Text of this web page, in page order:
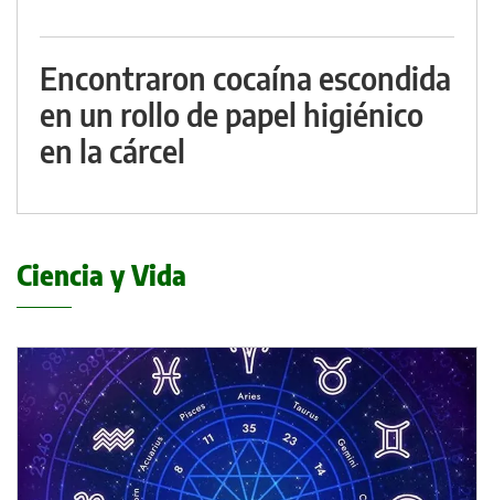
Encontraron cocaína escondida
en un rollo de papel higiénico
en la cárcel
Ciencia y Vida